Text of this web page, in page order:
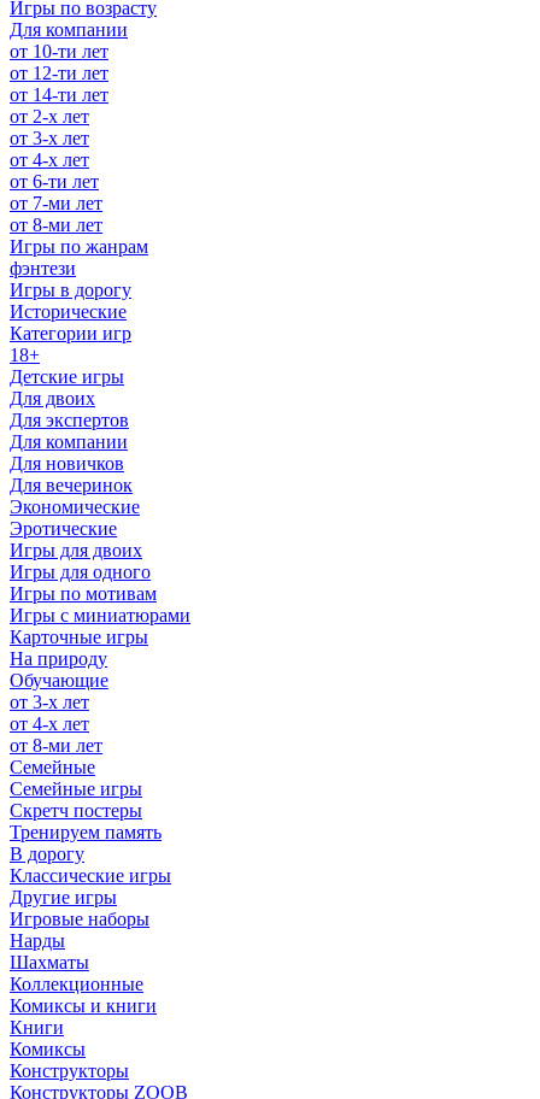
Игры по возрасту
Для компании
от 10-ти лет
от 12-ти лет
от 14-ти лет
от 2-х лет
от 3-х лет
от 4-х лет
от 6-ти лет
от 7-ми лет
от 8-ми лет
Игры по жанрам
фэнтези
Игры в дорогу
Исторические
Категории игр
18+
Детские игры
Для двоих
Для экспертов
Для компании
Для новичков
Для вечеринок
Экономические
Эротические
Игры для двоих
Игры для одного
Игры по мотивам
Игры с миниатюрами
Карточные игры
На природу
Обучающие
от 3-х лет
от 4-х лет
от 8-ми лет
Семейные
Семейные игры
Скретч постеры
Тренируем память
В дорогу
Классические игры
Другие игры
Игровые наборы
Нарды
Шахматы
Коллекционные
Комиксы и книги
Книги
Комиксы
Конструкторы
Конструкторы ZOOB